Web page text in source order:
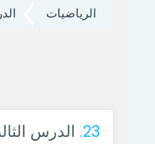
الرياضيات
23. الدرس